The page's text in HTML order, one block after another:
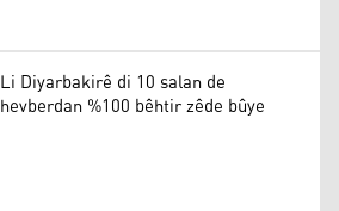
Li Diyarbakirê di 10 salan de
hevberdan %100 bêhtir zêde bûye